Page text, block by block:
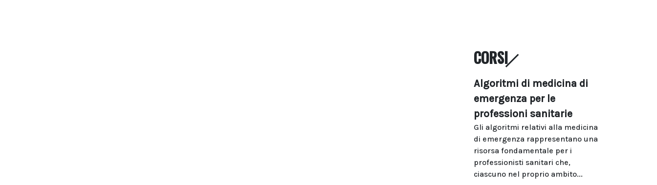
CORSI
Algoritmi di medicina di
emergenza per le
professioni sanitarie
Gli algoritmi relativi alla medicina
di emergenza rappresentano una
risorsa fondamentale per i
professionisti sanitari che,
ciascuno nel proprio ambito...